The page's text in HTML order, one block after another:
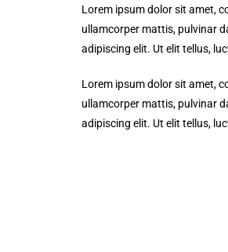
Lorem ipsum dolor sit amet,
ullamcorper mattis, pulvinar
adipiscing elit. Ut elit tellus,
Lorem ipsum dolor sit amet,
ullamcorper mattis, pulvinar
adipiscing elit. Ut elit tellus,